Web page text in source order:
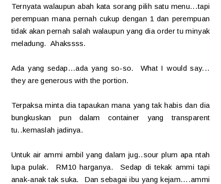
Ternyata walaupun abah kata sorang pilih satu menu...tapi
perempuan mana pernah cukup dengan 1 dan perempuan
tidak akan pernah salah walaupun yang dia order tu minyak
meladung. Ahakssss.
Ada yang sedap...ada yang so-so. What I would say...
they are generous with the portion.
Terpaksa minta dia tapaukan mana yang tak habis dan dia
bungkuskan pun dalam container yang transparent
tu..kemaslah jadinya.
Untuk air ammi ambil yang dalam jug..sour plum apa ntah
lupa pulak. RM10 harganya. Sedap di tekak ammi tapi
anak-anak tak suka. Dan sebagai ibu yang kejam....ammi